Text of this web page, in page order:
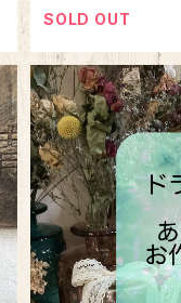
SOLD OUT